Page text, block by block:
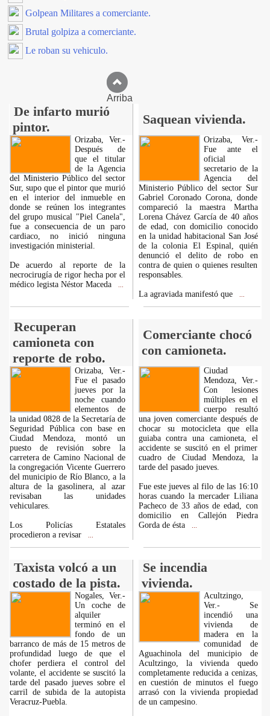
Golpean Militares a comerciante.
Brutal golpiza a comerciante.
Le roban su vehiculo.
Arriba
De infarto murió
pintor.
Saquean vivienda.
Orizaba, Ver.-
Después de
que el titular
de la Agencia
del Ministerio Público del sector
Sur, supo que el pintor que murió
en el interior del inmueble en
donde se reúnen los integrantes
del grupo musical "Piel Canela",
fue a consecuencia de un paro
cardiaco, no inició ninguna
investigación ministerial.
De acuerdo al reporte de la
necrocirugía de rigor hecha por el
médico legista Néstor Maceda
Orizaba, Ver.-
Fue ante el
oficial
secretario de la
Agencia del
Ministerio Público del sector Sur
Gabriel Coronado Corona, donde
compareció la maestra Martha
Lorena Chávez García de 40 años
de edad, con domicilio conocido
en la unidad habitacional San José
de la colonia El Espinal, quién
denunció el delito de robo en
contra de quien o quienes resulten
responsables.
La agraviada manifestó que
Recuperan
camioneta con
reporte de robo.
Comerciante chocó
con camioneta.
Orizaba, Ver.-
Fue el pasado
jueves por la
noche cuando
elementos de
la unidad 0828 de la Secretaría de
Seguridad Pública con base en
Ciudad Mendoza, montó un
puesto de revisión sobre la
carretera de Camino Nacional de
la congregación Vicente Guerrero
del municipio de Río Blanco, a la
altura de la gasolinera, al azar
revisaban las unidades
vehiculares.
Los Policías Estatales
procedieron a revisar
Ciudad
Mendoza, Ver.-
Con lesiones
múltiples en el
cuerpo resultó
una joven comerciante después de
chocar su motocicleta que ella
guiaba contra una camioneta, el
accidente se suscitó en el primer
cuadro de Ciudad Mendoza, la
tarde del pasado jueves.
Fue este jueves al filo de las 16:10
horas cuando la mercader Liliana
Pacheco de 33 años de edad, con
domicilio en Callejón Piedra
Gorda de ésta
Taxista volcó a un
costado de la pista.
Se incendia
vivienda.
Nogales, Ver.-
Un coche de
alquiler
terminó en el
fondo de un
barranco de más de 15 metros de
profundidad luego de que el
chofer perdiera el control del
volante, el accidente se suscitó la
tarde del pasado jueves sobre el
carril de subida de la autopista
Veracruz-Puebla.
Acultzingo,
Ver.- Se
incendió una
vivienda de
madera en la
comunidad de
Aguachinola del municipio de
Acultzingo, la vivienda quedo
completamente reducida a cenizas,
en cuestión de minutos el fuego
arrasó con la vivienda propiedad
de un campesino.